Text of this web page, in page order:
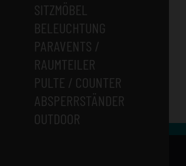
SITZMÖBEL
BELEUCHTUNG
PARAVENTS /
RAUMTEILER
PULTE / COUNTER
ABSPERRSTÄNDER
OUTDOOR